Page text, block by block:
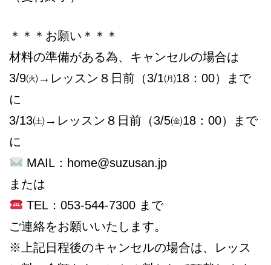
＊＊＊お願い＊＊＊
材料の準備がある為、キャンセルの場合は
3/9㈫→レッスン８日前（3/1㈪18：00）まで
に
3/13㈯→レッスン８日前（3/5㈮18：00）まで
に
MAIL：home@suzusan.jp
または
TEL：053-544-7300 まで
ご連絡をお願いいたします。
※上記日程後のキャンセルの場合は、レッス